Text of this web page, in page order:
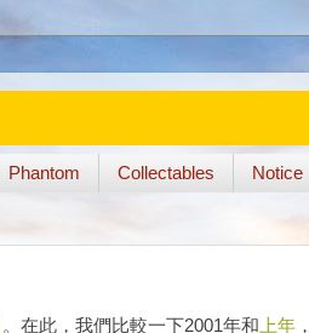
Phantom Collectables Notice
。在此，我們比較一下2001年和 上年 ，